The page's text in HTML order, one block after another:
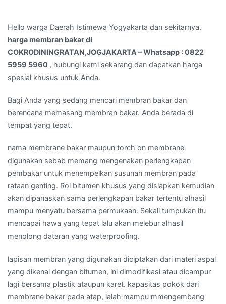
Hello warga Daerah Istimewa Yogyakarta dan sekitarnya.
harga membran bakar di
COKRODININGRATAN,JOGJAKARTA – Whatsapp : 0822
5959 5960 , hubungi kami sekarang dan dapatkan harga
spesial khusus untuk Anda.
Bagi Anda yang sedang mencari membran bakar dan
berencana memasang membran bakar. Anda berada di
tempat yang tepat.
nama membrane bakar maupun torch on membrane
digunakan sebab memang mengenakan perlengkapan
pembakar untuk menempelkan susunan membran pada
rataan genting. Rol bitumen khusus yang disiapkan kemudian
akan dipanaskan sama perlengkapan bakar tertentu alhasil
mampu menyatu bersama permukaan. Sekali tumpukan itu
mencapai hawa yang tepat lalu akan melebur alhasil
menolong dataran yang waterproofing.
lapisan membran yang digunakan diciptakan dari materi aspal
yang dikenal dengan bitumen, ini dimodifikasi atau dicampur
lagi bersama plastik ataupun karet. kapasitas pokok dari
membrane bakar pada atap, ialah mampu mmengembang